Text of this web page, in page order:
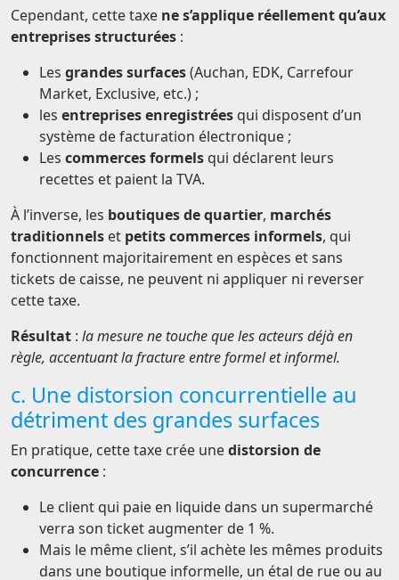
Cependant, cette taxe ne s’applique réellement qu’aux
entreprises structurées :
Les grandes surfaces(Auchan, EDK, Carrefour
Market, Exclusive, etc.) ;
les entreprises enregistrées qui disposent d’un
système de facturation électronique ;
Les commerces formels qui déclarent leurs
recettes et paient la TVA.
À l’inverse, les boutiques de quartier, marchés
traditionnels et petits commerces informels, qui
fonctionnent majoritairement en espèces et sans
tickets de caisse, ne peuvent ni appliquer ni reverser
cette taxe.
Résultat : la mesure ne touche que les acteurs déjà en
règle, accentuant la fracture entre formel et informel.
c. Une distorsion concurrentielle au
détriment des grandes surfaces
En pratique, cette taxe crée unedistorsion de
concurrence :
Le client qui paie en liquide dans un supermarché
verra son ticket augmenter de 1 %.
Mais le même client, s’il achète les mêmes produits
dans une boutique informelle, un étal de rue ou au